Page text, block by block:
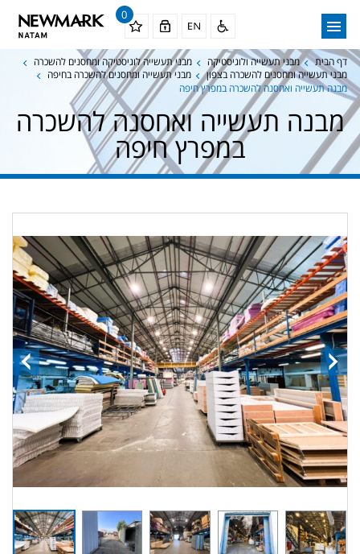
0
דף הבית מבני תעשייה ולוגיסטיקה
מבני תעשייה לוגיסטיקה ומחסנים להשכרה
מבני תעשייה ומחסנים להשכרה בצפון
מבני תעשייה ומחסנים להשכרה בחיפה
מבנה תעשייה ואחסנה להשכרה במפרץ חיפה
מבנה תעשייה ואחסנה להשכרה
במפרץ חיפה